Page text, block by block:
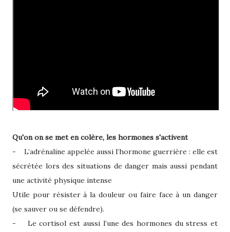
Qu'on on se met en colère, les hormones s'activent
- L’adrénaline appelée aussi l’hormone guerrière : elle est
sécrétée lors des situations de danger mais aussi pendant
une activité physique intense
Utile pour résister à la douleur ou faire face à un danger
(se sauver ou se défendre).
- Le cortisol est aussi l’une des hormones du stress et